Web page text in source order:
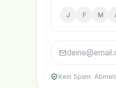
J F M
Kein Spam.